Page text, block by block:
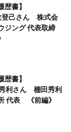
歴書】
登己さん 株式会
ジング 代表取締
歴書】
利さん 棚田秀利
代表 《前編》